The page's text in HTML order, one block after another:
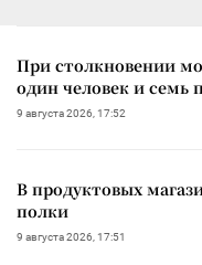
При столкновении
один человек и семь
9 августа 2026, 17:52
В продуктовых
полки
9 августа 2026, 17:51